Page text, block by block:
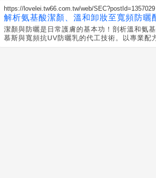
https://lovelei.tw66.com.tw/web/SEC?postId=1357029
解析氨基酸潔顏、溫和卸妝至寬頻防曬
潔顏與防曬是日常護膚的基本功！剖析溫和氨
慕斯與寬頻抗UV防曬乳的代工技術。以專業配
能。